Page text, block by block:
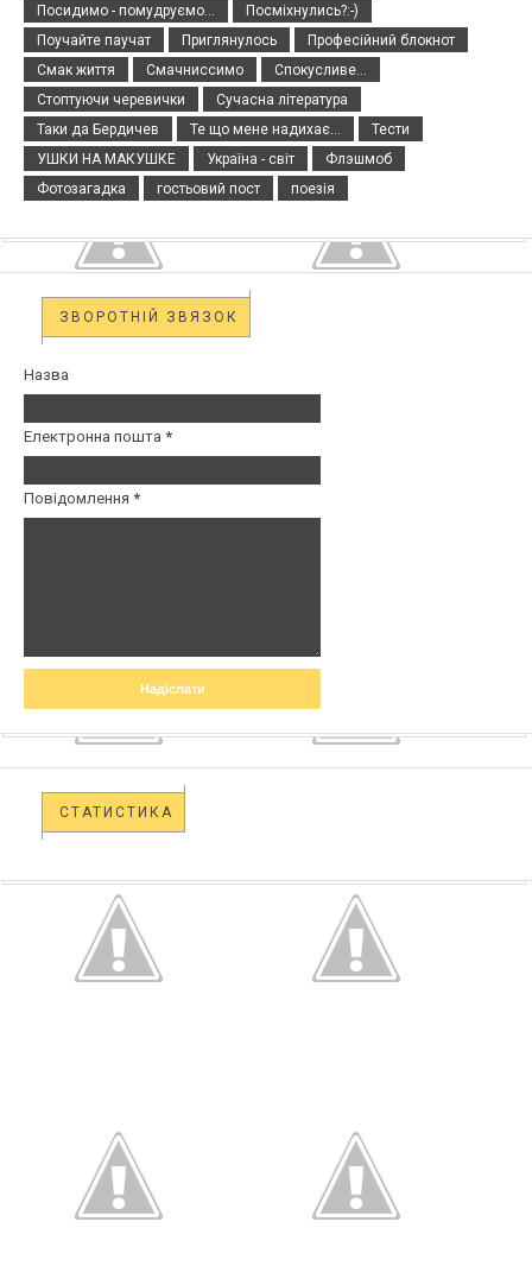
Посидимо - помудруємо...
Посміхнулись?:-)
Поучайте паучат
Приглянулось
Професійний блокнот
Смак життя
Смачниссимо
Спокусливе...
Стоптуючи черевички
Сучасна література
Таки да Бердичев
Те що мене надихає...
Тести
УШКИ НА МАКУШКЕ
Україна - світ
Флэшмоб
Фотозагадка
гостьовий пост поезія
ЗВОРОТНІЙ ЗВЯЗОК
Назва
Електронна пошта *
Повідомлення *
СТАТИСТИКА